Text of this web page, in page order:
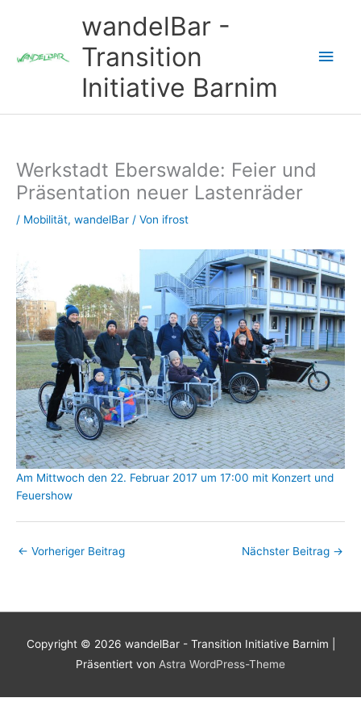
wandelBar -
Transition
Initiative Barnim
Werkstadt Eberswalde: Feier und
Präsentation neuer Lastenräder
/ Mobilität, wandelBar / Von ifrost
Am Mittwoch den 22. Februar 2017 um 17:00 mit Konzert und
Feuershow
← Vorheriger Beitrag Nächster Beitrag →
Copyright © 2026 wandelBar - Transition Initiative Barnim
Präsentiert von Astra WordPress-Theme